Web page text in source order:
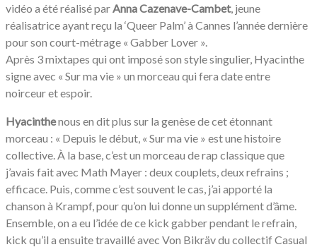
vidéo a été réalisé parAnna Cazenave-Cambet, jeune
réalisatrice ayant reçu la ‘Queer Palm’ à Cannes l’année dernière
pour son court-métrage « Gabber Lover ».
Après 3 mixtapes qui ont imposé son style singulier, Hyacinthe
signe avec « Sur ma vie » un morceau qui fera date entre
noirceur et espoir.
Hyacinthenous en dit plus sur la genèse de cet étonnant
morceau : « Depuis le début, « Sur ma vie » est une histoire
collective. À la base, c’est un morceau de rap classique que
j’avais fait avec Math Mayer : deux couplets, deux refrains ;
efficace. Puis, comme c’est souvent le cas, j’ai apporté la
chanson à Krampf, pour qu’on lui donne un supplément d’âme.
Ensemble, on a eu l’idée de ce kick gabber pendant le refrain,
kick qu’il a ensuite travaillé avec Von Bikräv du collectif Casual